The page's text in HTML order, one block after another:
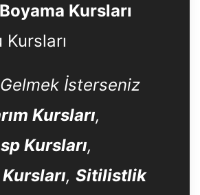
Kursları
Kursları
İsterseniz
Kursları,
Kursları,
, Sitilistlik